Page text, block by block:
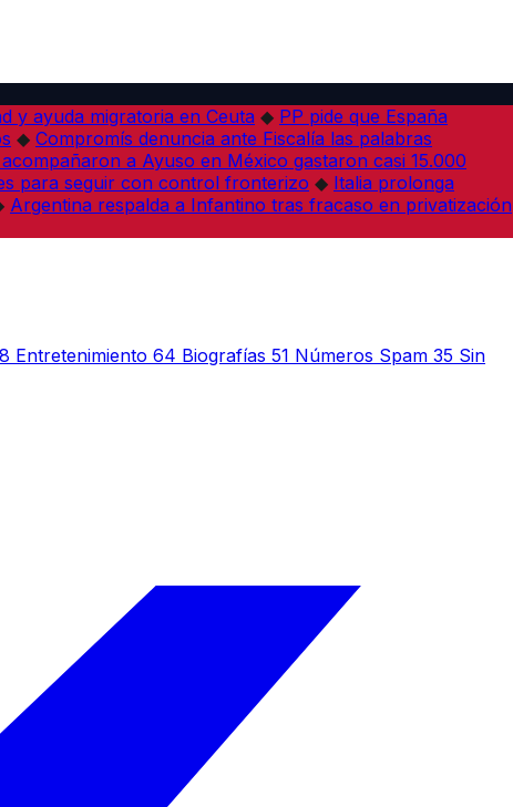
y ayuda migratoria en Ceuta ◆ PP pide que España
◆ Compromís denuncia ante Fiscalía las palabras
a Ayuso en México gastaron casi 15.000
para seguir con control fronterizo ◆ Italia prolonga
Argentina respalda a Infantino tras fracaso en privatización
Entretenimiento 64 Biografías 51 Números Spam 35 Sin